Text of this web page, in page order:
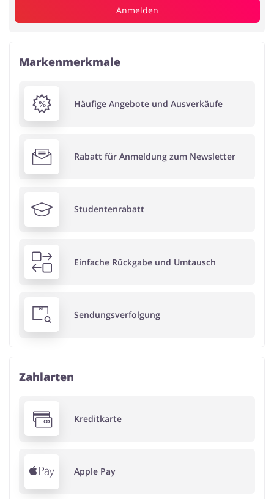
Anmelden
Markenmerkmale
Häufige Angebote und Ausverkäufe
Rabatt für Anmeldung zum Newsletter
Studentenrabatt
Einfache Rückgabe und Umtausch
Sendungsverfolgung
Zahlarten
Kreditkarte
Apple Pay